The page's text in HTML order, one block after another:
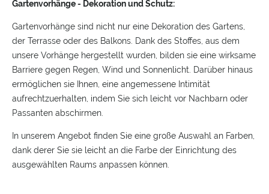
Gartenvorhänge - Dekoration und Schutz:
Gartenvorhänge sind nicht nur eine Dekoration des Gartens,
der Terrasse oder des Balkons. Dank des Stoffes, aus dem
unsere Vorhänge hergestellt wurden, bilden sie eine wirksame
Barriere gegen Regen, Wind und Sonnenlicht. Darüber hinaus
ermöglichen sie Ihnen, eine angemessene Intimität
aufrechtzuerhalten, indem Sie sich leicht vor Nachbarn oder
Passanten abschirmen.
In unserem Angebot finden Sie eine große Auswahl an Farben,
dank derer Sie sie leicht an die Farbe der Einrichtung des
ausgewählten Raums anpassen können.